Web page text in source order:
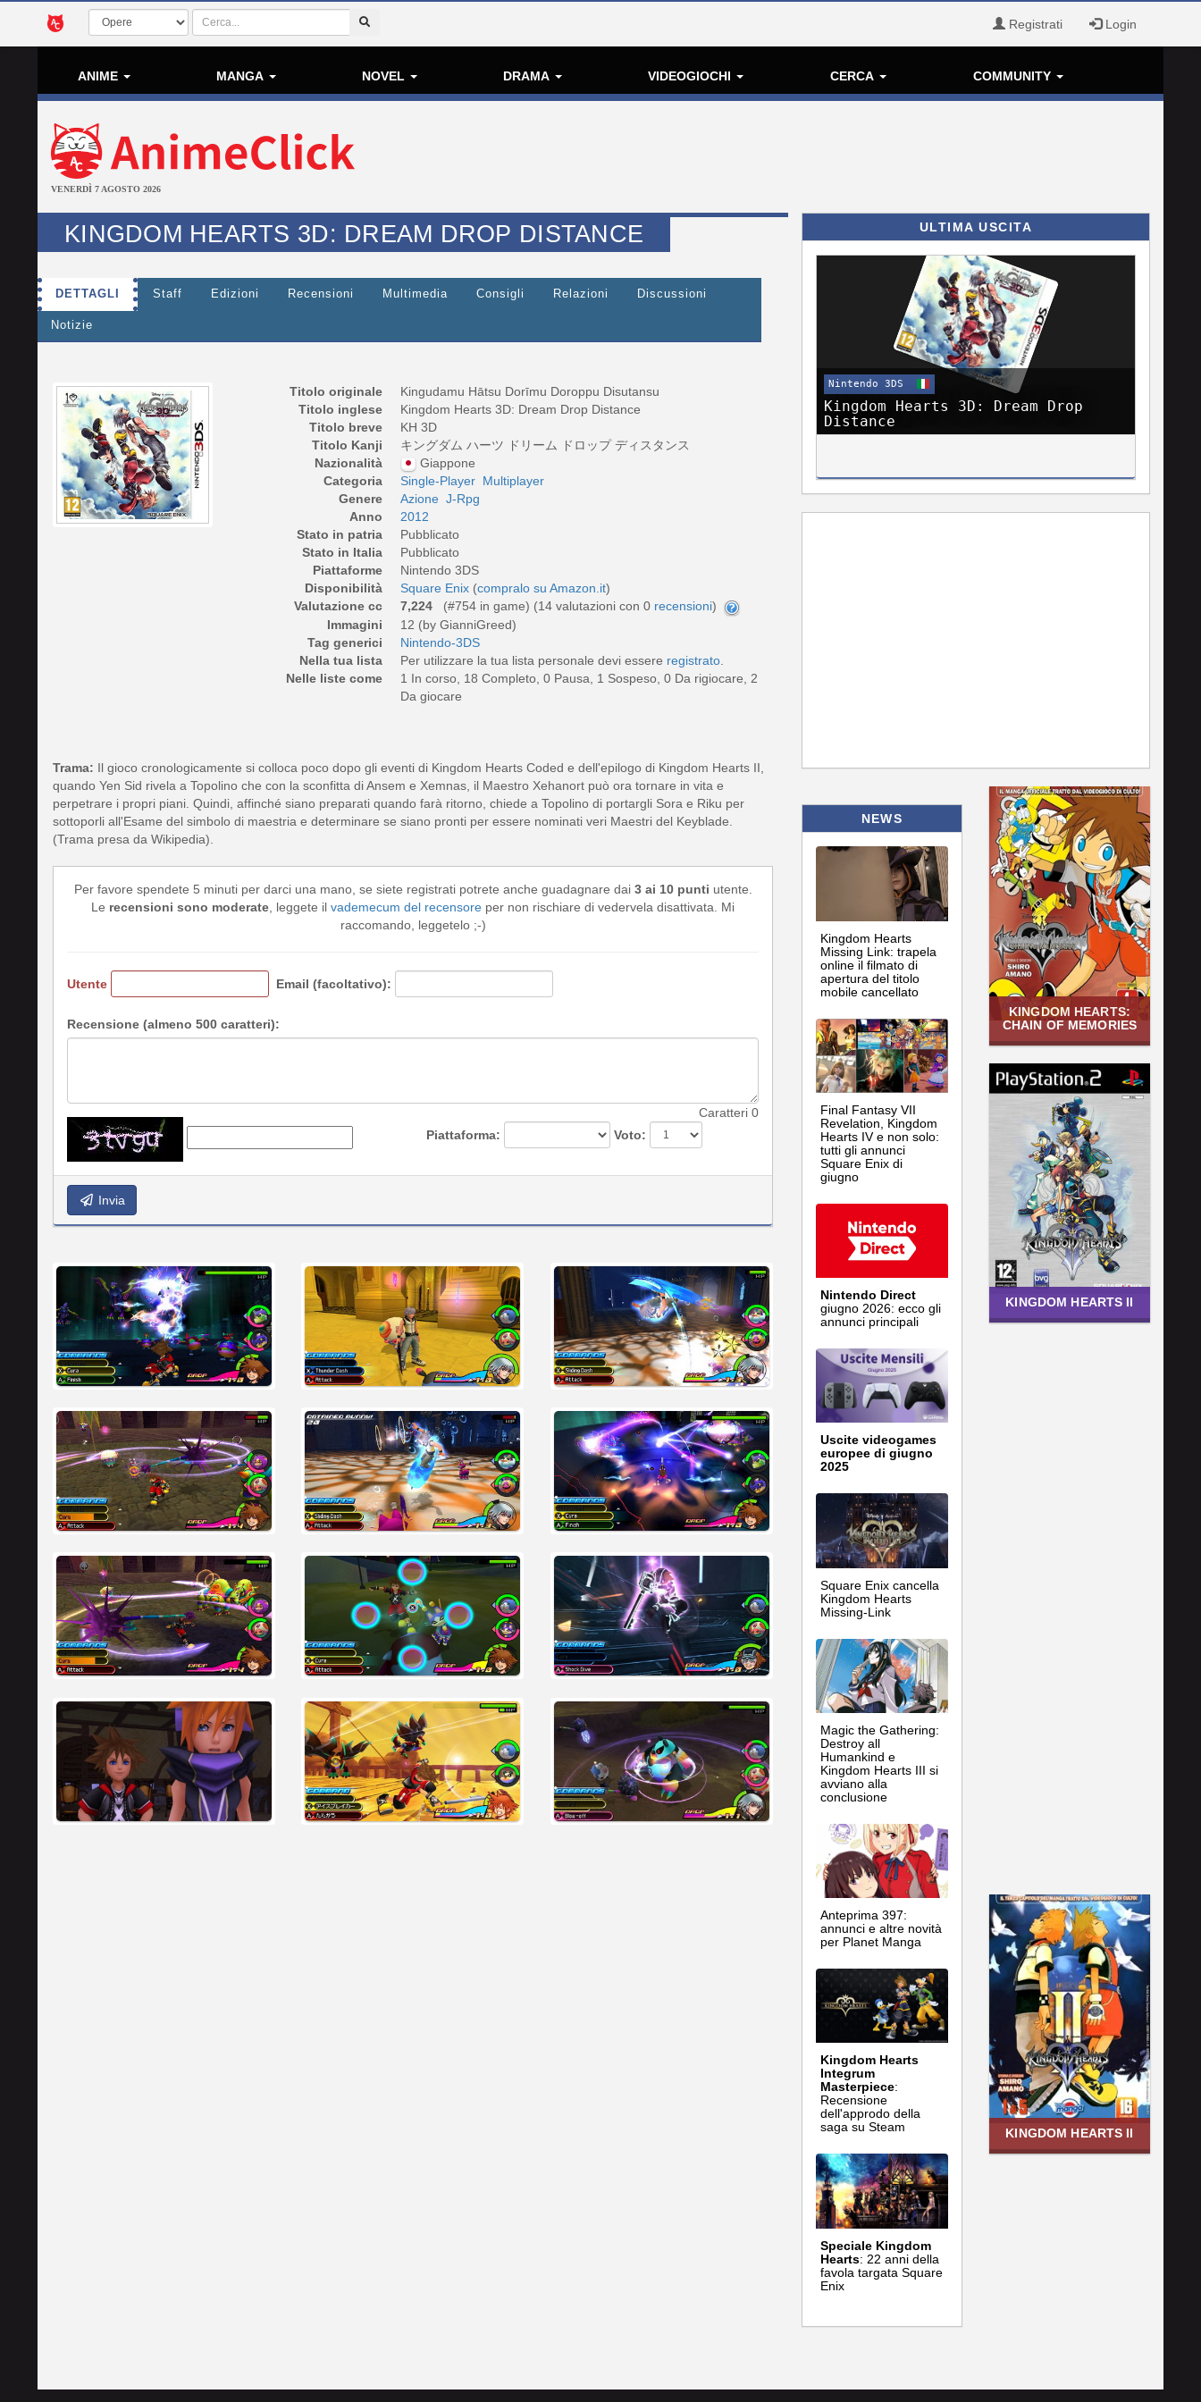
Registrati Login
ANIME MANGA NOVEL DRAMA VIDEOGIOCHI CERCA COMMUNITY
VENERDÌ 7 AGOSTO 2026
KINGDOM HEARTS 3D: DREAM DROP DISTANCE
DETTAGLI Staff Edizioni Recensioni Multimedia Consigli Relazioni Discussioni
Notizie
Titolo originale
Kingudamu Hātsu Dorīmu Doroppu Disutansu
Titolo inglese
Kingdom Hearts 3D: Dream Drop Distance
Titolo breve
KH 3D
Titolo Kanji
キングダム ハーツ ドリーム ドロップ ディスタンス
Nazionalità
Giappone
Categoria
Single-Player Multiplayer
Genere
Azione J-Rpg
Anno
2012
Stato in patria
Pubblicato
Stato in Italia
Pubblicato
Piattaforme
Nintendo 3DS
Disponibilità
Square Enix (compralo su Amazon.it)
Valutazione cc
7,224 (#754 in game) (14 valutazioni con 0 recensioni)
Immagini
12 (by GianniGreed)
Tag generici
Nintendo-3DS
Nella tua lista
Per utilizzare la tua lista personale devi essere registrato
Nelle liste come
1 In corso, 18 Completo, 0 Pausa, 1 Sospeso, 0 Da rigiocare, 2
Da giocare
Trama: Il gioco cronologicamente si colloca poco dopo gli eventi di Kingdom Hearts Coded e dell'epilogo di Kingdom Hearts II,
quando Yen Sid rivela a Topolino che con la sconfitta di Ansem e Xemnas, il Maestro Xehanort può ora tornare in vita e
perpetrare i propri piani. Quindi, affinché siano preparati quando farà ritorno, chiede a Topolino di portargli Sora e Riku per
sottoporli all'Esame del simbolo di maestria e determinare se siano pronti per essere nominati veri Maestri del Keyblade.
(Trama presa da Wikipedia).
Per favore spendete 5 minuti per darci una mano, se siete registrati potrete anche guadagnare dai 3 ai 10 punti utente.
Le recensioni sono moderate , leggete il vademecum del recensore per non rischiare di vedervela disattivata. Mi
raccomando, leggetelo ;-)
Utente Email (facoltativo):
Recensione (almeno 500 caratteri):
Caratteri 0
Piattaforma:
Voto:
Invia
ULTIMA USCITA
Nintendo 3DS
Kingdom Hearts 3D: Dream Drop
Distance
NEWS
Kingdom Hearts
Missing Link: trapela
online il filmato di
apertura del titolo
mobile cancellato
Final Fantasy VII
Revelation, Kingdom
Hearts IV e non solo:
tutti gli annunci
Square Enix di
giugno
Nintendo Direct
giugno 2026: ecco gli
annunci principali
Uscite videogames
europee di giugno
2025
Square Enix cancella
Kingdom Hearts
Missing-Link
Magic the Gathering:
Destroy all
Humankind e
Kingdom Hearts III si
avviano alla
conclusione
Anteprima 397:
annunci e altre novità
per Planet Manga
Kingdom Hearts
Integrum
Masterpiece:
Recensione
dell'approdo della
saga su Steam
Speciale Kingdom
Hearts: 22 anni della
favola targata Square
Enix
KINGDOM HEARTS:
CHAIN OF MEMORIES
KINGDOM HEARTS II
KINGDOM HEARTS II